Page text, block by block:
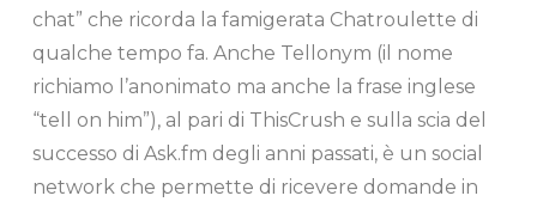
chat” che ricorda la famigerata Chatroulette di
qualche tempo fa. Anche Tellonym (il nome
richiamo l’anonimato ma anche la frase inglese
“tell on him”), al pari di ThisCrush e sulla scia del
successo di Ask.fm degli anni passati, è un social
network che permette di ricevere domande in